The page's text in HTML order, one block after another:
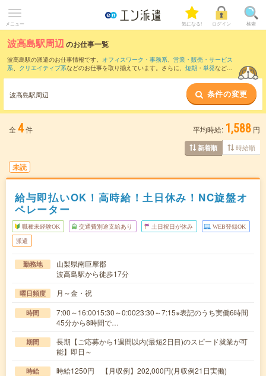
メニュー 気になる! ログイン 検索
波高島駅周辺のお仕事一覧
波高島駅の派遣のお仕事情報です。 オフィスワーク・事務系、 営業・販売・サービス
系、 クリエイティブ系などのお仕事を取り揃えています。さらに、 短期 ・ 単発などの
また、甲斐岩間駅
など近隣駅のお仕事も
ご確認いただけます。
波高島駅周辺 条件の変更
全 4件 平均時給: 1,588 円
新着順 時給順
未読
給与即払いOK！高時給！土日休み！NC旋盤オ
ペレーター
職種未経験OK 交通費別途支給あり 土日祝日が休み WEB登録OK
派遣
勤務地
山梨県南巨摩郡
波高島駅から徒歩17分
曜日頻度 月～金・祝
時間
7:00～16:0015:30～0:0023:30～7:15※表記のうち実働6時間
45分から8時間で…
期間
長期【ご応募から1週間以内(最短2日目)のスピード就業が可
能】即日～
時給 時給1250円 【月収例】202,000円(月収例21日実働)